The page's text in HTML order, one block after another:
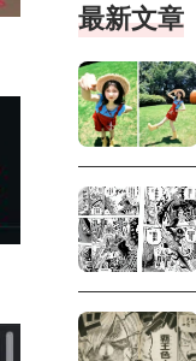
最新文章